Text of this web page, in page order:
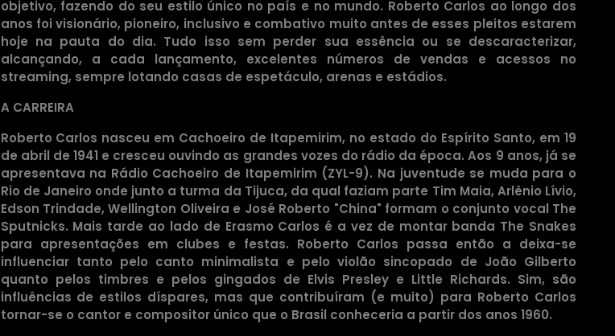
objetivo, fazendo do seu estilo único no país e no mundo. Roberto Carlos ao longo dos
anos foi visionário, pioneiro, inclusivo e combativo muito antes de esses pleitos estarem
hoje na pauta do dia. Tudo isso sem perder sua essência ou se descaracterizar,
alcançando, a cada lançamento, excelentes números de vendas e acessos no
streaming, sempre lotando casas de espetáculo, arenas e estádios.
A CARREIRA
Roberto Carlos nasceu em Cachoeiro de Itapemirim, no estado do Espírito Santo, em 19
de abril de 1941 e cresceu ouvindo as grandes vozes do rádio da época. Aos 9 anos, já se
apresentava na Rádio Cachoeiro de Itapemirim (ZYL-9). Na juventude se muda para o
Rio de Janeiro onde junto a turma da Tijuca, da qual faziam parte Tim Maia, Arlênio Lívio,
Edson Trindade, Wellington Oliveira e José Roberto "China" formam o conjunto vocal The
Sputnicks. Mais tarde ao lado de Erasmo Carlos é a vez de montar banda The Snakes
para apresentações em clubes e festas. Roberto Carlos passa então a deixa-se
influenciar tanto pelo canto minimalista e pelo violão sincopado de João Gilberto
quanto pelos timbres e pelos gingados de Elvis Presley e Little Richards. Sim, são
influências de estilos díspares, mas que contribuíram (e muito) para Roberto Carlos
tornar-se o cantor e compositor único que o Brasil conheceria a partir dos anos 1960.